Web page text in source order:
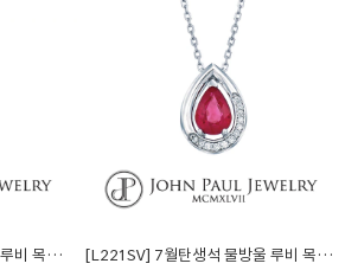
[L82RU] 7월탄생석 물방울 루비 목걸이 (천연석) [L221SV] 7월탄생석 물방울 루비 목걸이 (천연석)